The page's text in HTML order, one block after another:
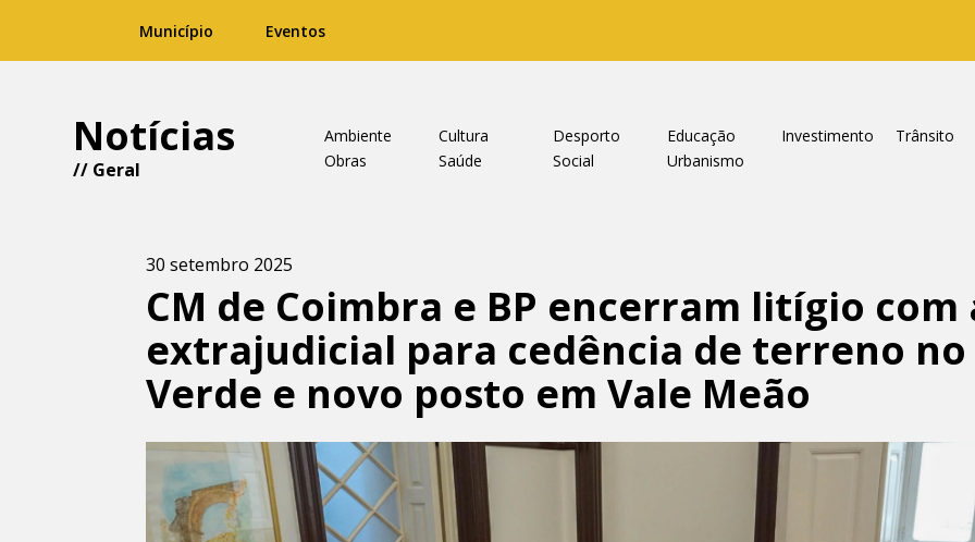
Município Eventos
Notícias
// Geral
Ambiente Cultura Desporto Educação Investimento
Trânsito
Obras
Saúde Social Urbanismo
30 setembro 2025
CM de Coimbra e BP encerram litígio com
extrajudicial para cedência de terreno no
Verde e novo posto em Vale Meão